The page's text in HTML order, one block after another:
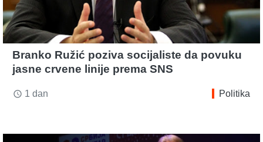
Branko Ružić poziva socijaliste da povuku
jasne crvene linije prema SNS
access_time 1 dan Politika